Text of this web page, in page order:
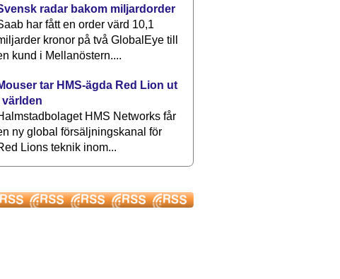
radar bakom miljardorder
har fått en order värd 10,1
kronor på två GlobalEye till
kund i Mellanöstern....
tar HMS-ägda Red Lion ut
världen
HMS Networks får
ny global försäljningskanal för
Lions teknik inom...